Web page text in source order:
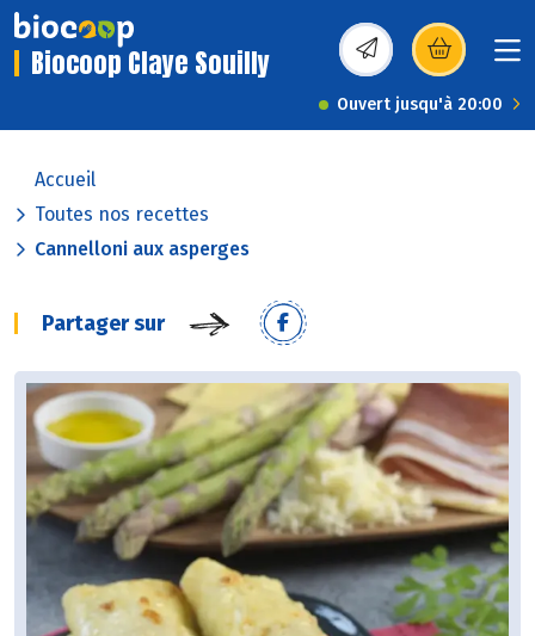
Biocoop Claye Souilly (s’ouvre dans une
Ouvert jusqu'à 20:00
Accueil
Toutes nos recettes
Cannelloni aux asperges
Partager sur